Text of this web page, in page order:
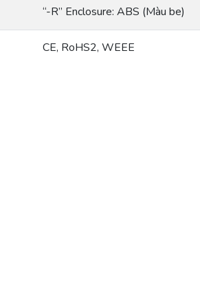
“-R” Enclosure: ABS (Màu be)
CE, RoHS2, WEEE